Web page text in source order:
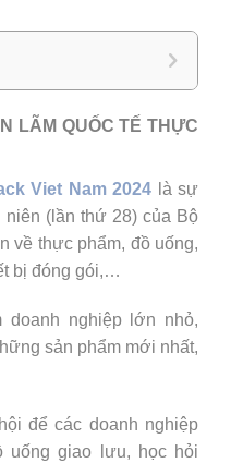
LÃM QUỐC TẾ THỰC
Viet Nam 2024 là sự
(lần thứ 28) của Bộ
về thực phẩm, đồ uống,
bị đóng gói,…
nghiệp lớn nhỏ,
sản phẩm mới nhất,
để các doanh nghiệp
uống giao lưu, học hỏi